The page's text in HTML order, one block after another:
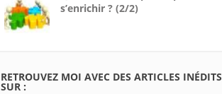
s’enrichir ? (2/2)
RETROUVEZ MOI AVEC DES ARTICLES INÉDITS
SUR :